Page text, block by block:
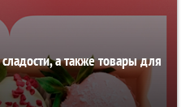
а также товары для